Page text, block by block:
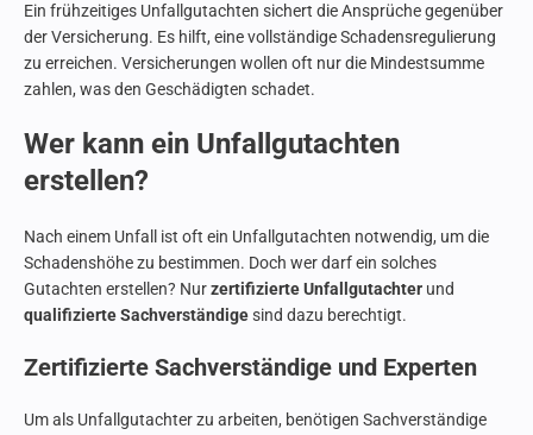
Ein frühzeitiges Unfallgutachten sichert die Ansprüche gegenüber
der Versicherung. Es hilft, eine vollständige Schadensregulierung
zu erreichen. Versicherungen wollen oft nur die Mindestsumme
zahlen, was den Geschädigten schadet.
Wer kann ein Unfallgutachten
erstellen?
Nach einem Unfall ist oft ein Unfallgutachten notwendig, um die
Schadenshöhe zu bestimmen. Doch wer darf ein solches
Gutachten erstellen? Nurzertifizierte Unfallgutachter und
qualifizierte Sachverständigesind dazu berechtigt.
Zertifizierte Sachverständige und Experten
Um als Unfallgutachter zu arbeiten, benötigen Sachverständige